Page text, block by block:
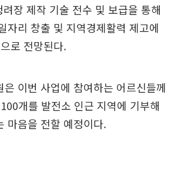
장 제작 기술 전수 및 보급을 통해
자리 창출 및 지역경제활력 제고에
로 전망된다.
은 이번 사업에 참여하는 어르신들께
개를 발전소 인근 지역에 기부해
마음을 전할 예정이다.